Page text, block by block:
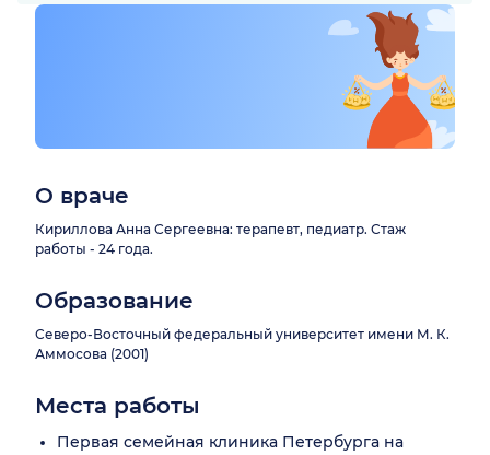
О враче
Кириллова Анна Сергеевна: терапевт, педиатр. Стаж
работы - 24 года.
Образование
Северо-Восточный федеральный университет имени М. К.
Аммосова (2001)
Места работы
Первая семейная клиника Петербурга на